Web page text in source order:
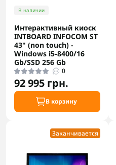
В наличии
Интерактивный киоск
INTBOARD INFOCOM ST
43" (non touch) -
Windows i5-8400/16
Gb/SSD 256 Gb
0
92 995 грн.
В корзину
Заканчивается